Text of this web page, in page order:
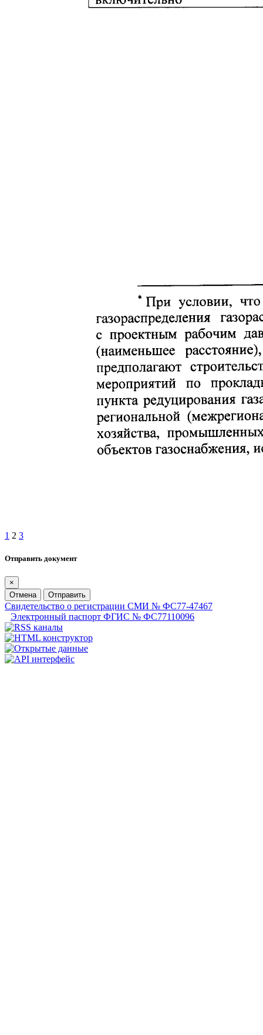
1 2 3
Отправить документ
×
Отмена
Отправить
Свидетельство о регистрации СМИ № ФС77-47467
Электронный паспорт ФГИС № ФС77110096